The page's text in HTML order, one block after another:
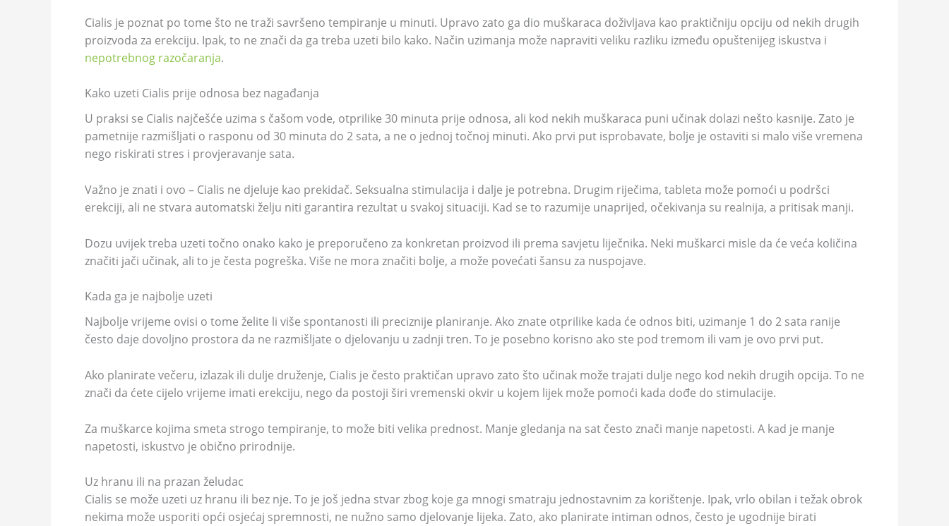
Cialis je poznat po tome što ne traži savršeno tempiranje u minuti. Upravo zato ga dio muškaraca doživljava kao praktičniju opciju od nekih drugih
proizvoda za erekciju. Ipak, to ne znači da ga treba uzeti bilo kako. Način uzimanja može napraviti veliku razliku između opuštenijeg iskustva i
nepotrebnog razočaranja.
Kako uzeti Cialis prije odnosa bez nagađanja
U praksi se Cialis najčešće uzima s čašom vode, otprilike 30 minuta prije odnosa, ali kod nekih muškaraca puni učinak dolazi nešto kasnije. Zato je
pametnije razmišljati o rasponu od 30 minuta do 2 sata, a ne o jednoj točnoj minuti. Ako prvi put isprobavate, bolje je ostaviti si malo više vremena
nego riskirati stres i provjeravanje sata.
Važno je znati i ovo – Cialis ne djeluje kao prekidač. Seksualna stimulacija i dalje je potrebna. Drugim riječima, tableta može pomoći u podršci
erekciji, ali ne stvara automatski želju niti garantira rezultat u svakoj situaciji. Kad se to razumije unaprijed, očekivanja su realnija, a pritisak manji.
Dozu uvijek treba uzeti točno onako kako je preporučeno za konkretan proizvod ili prema savjetu liječnika. Neki muškarci misle da će veća količina
značiti jači učinak, ali to je česta pogreška. Više ne mora značiti bolje, a može povećati šansu za nuspojave.
Kada ga je najbolje uzeti
Najbolje vrijeme ovisi o tome želite li više spontanosti ili preciznije planiranje. Ako znate otprilike kada će odnos biti, uzimanje 1 do 2 sata ranije
često daje dovoljno prostora da ne razmišljate o djelovanju u zadnji tren. To je posebno korisno ako ste pod tremom ili vam je ovo prvi put.
Ako planirate večeru, izlazak ili dulje druženje, Cialis je često praktičan upravo zato što učinak može trajati dulje nego kod nekih drugih opcija. To ne
znači da ćete cijelo vrijeme imati erekciju, nego da postoji širi vremenski okvir u kojem lijek može pomoći kada dođe do stimulacije.
Za muškarce kojima smeta strogo tempiranje, to može biti velika prednost. Manje gledanja na sat često znači manje napetosti. A kad je manje
napetosti, iskustvo je obično prirodnije.
Uz hranu ili na prazan želudac
Cialis se može uzeti uz hranu ili bez nje. To je još jedna stvar zbog koje ga mnogi smatraju jednostavnim za korištenje. Ipak, vrlo obilan i težak obrok
nekima može usporiti opći osjećaj spremnosti, ne nužno samo djelovanje lijeka. Zato, ako planirate intiman odnos, često je ugodnije birati